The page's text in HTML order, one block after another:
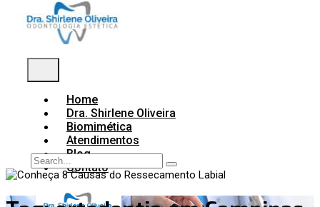
Home
Dra. Shirlene Oliveira
Biomimética
Atendimentos
Blog
Contato